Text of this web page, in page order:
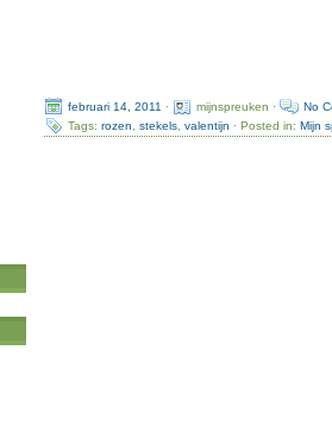
februari 14, 2011 · mijnspreuken ·
No
Tags: rozen stekels, valentijn · Posted in: Mijn